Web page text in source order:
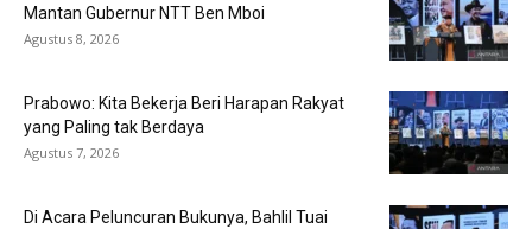
Mantan Gubernur NTT Ben Mboi
Agustus 8, 2026
Prabowo: Kita Bekerja Beri Harapan Rakyat
yang Paling tak Berdaya
Agustus 7, 2026
Di Acara Peluncuran Bukunya, Bahlil Tuai